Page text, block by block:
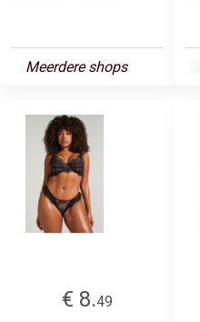
Meerdere shops
€ 8.49